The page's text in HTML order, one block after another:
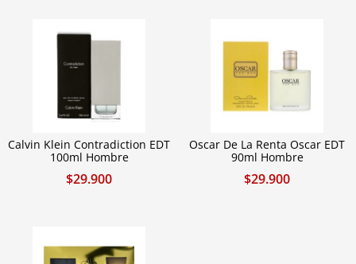
Calvin Klein Contradiction EDT
100ml Hombre
$29.900
Oscar De La Renta Oscar EDT
90ml Hombre
$29.900